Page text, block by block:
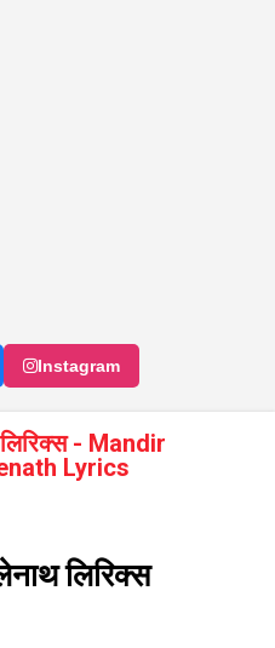
Instagram
लिरिक्स - Mandir
Lyrics
लिरिक्स